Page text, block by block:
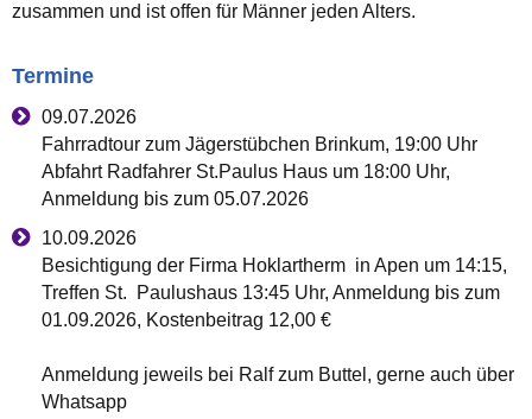
zusammen und ist offen für Männer jeden Alters.
Termine
09.07.2026
Fahrradtour zum Jägerstübchen Brinkum, 19:00 Uhr
Abfahrt Radfahrer St.Paulus Haus um 18:00 Uhr,
Anmeldung bis zum 05.07.2026
10.09.2026
Besichtigung der Firma Hoklartherm in Apen um 14:15,
Treffen St. Paulushaus 13:45 Uhr, Anmeldung bis zum
01.09.2026, Kostenbeitrag 12,00 €
Anmeldung jeweils bei Ralf zum Buttel, gerne auch über
Whatsapp